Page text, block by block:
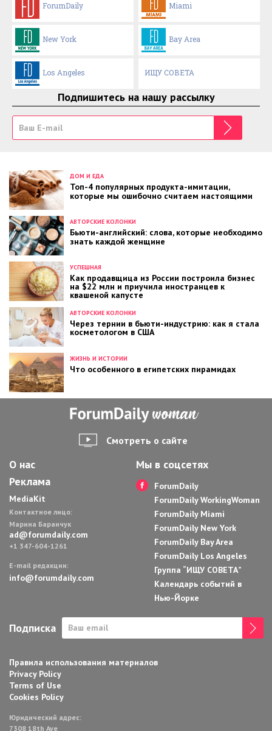
ForumDaily Miami
New York Bay Area
Los Angeles ИЩУ СОВЕТА
Подпишитесь на нашу рассылку
ДОМ И ЕДА
Топ-4 популярных продукта-имитации,
которые мы ошибочно считаем настоящими
АВТОРСКИЕ КОЛОНКИ
Бьюти-английский: слова, которые необходимо
знать каждой женщине
АВТОРСКИЕ КОЛОНКИ
Через тернии в бьюти-индустрию: как я стала
косметологом в США
УСПЕШНАЯ
Как продавщица из России построила бизнес
на $22 млн и приучила иностранцев к
квашеной капусте
ЖИЗНЬ И ИСТОРИИ
Что особенного в египетских пирамидах
Смотреть о сайте
О нас
Реклама
MediaKit
Контактное лицо:
Марина Баранчук
ad@forumdaily.com
+1 347-604-1261
E-mail редакции:
info@forumdaily.com
Мы в соцсетях
ForumDaily
ForumDaily WorkingWoman
ForumDaily Miami
ForumDaily New York
ForumDaily Bay Area
ForumDaily Los Angeles
Группа “ИЩУ СОВЕТА”
Календарь событий в
Нью-Йорке
Подписка
Правила использования материалов
Privacy Policy
Terms of Use
Cookies Policy
Юридический адрес:
7308 18th Ave